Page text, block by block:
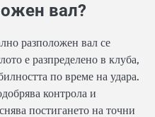
вал?
разположен вал се
е разпределено в клуба,
по време на удара.
контрола и
постигането на точни